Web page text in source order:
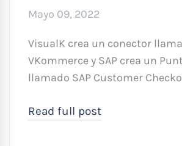
Mayo 09, 2022
VisualK crea un conector
VKommerce y SAP crea un
llamado SAP Customer
Read full post